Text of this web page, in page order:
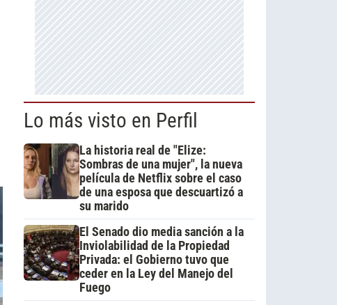
Lo más visto en Perfil
La historia real de "Elize:
Sombras de una mujer", la nueva
película de Netflix sobre el caso
de una esposa que descuartizó a
su marido
El Senado dio media sanción a la
Inviolabilidad de la Propiedad
Privada: el Gobierno tuvo que
ceder en la Ley del Manejo del
Fuego